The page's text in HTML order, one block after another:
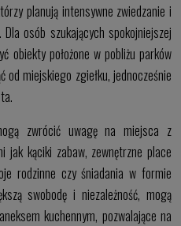
planują intensywne zwiedzanie i
osób szukających spokojniejszej
obiekty położone w pobliżu parków
od miejskiego zgiełku, jednocześnie
zwrócić uwagę na miejsca z
jak kąciki zabaw, zewnętrzne place
rodzinne czy śniadania w formie
swobodę i niezależność, mogą
kuchennym, pozwalające na